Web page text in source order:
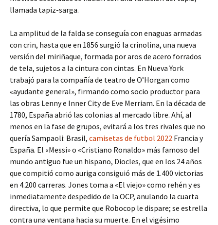
llamada tapiz-sarga.
La amplitud de la falda se conseguía con enaguas armadas
con crin, hasta que en 1856 surgió la crinolina, una nueva
versión del miriñaque, formada por aros de acero forrados
de tela, sujetos a la cintura con cintas. En Nueva York
trabajó para la compañía de teatro de O’Horgan como
«ayudante general», firmando como socio productor para
las obras Lenny e Inner City de Eve Merriam. En la década de
1780, España abrió las colonias al mercado libre. Ahí, al
menos en la fase de grupos, evitará a los tres rivales que no
quería Sampaoli: Brasil, camisetas de futbol 2022 Francia y
España. El «Messi» o «Cristiano Ronaldo» más famoso del
mundo antiguo fue un hispano, Diocles, que en los 24 años
que compitió como auriga consiguió más de 1.400 victorias
en 4.200 carreras. Jones toma a «El viejo» como rehén y es
inmediatamente despedido de la OCP, anulando la cuarta
directiva, lo que permite que Robocop le dispare; se estrella
contra una ventana hacia su muerte. En el vigésimo